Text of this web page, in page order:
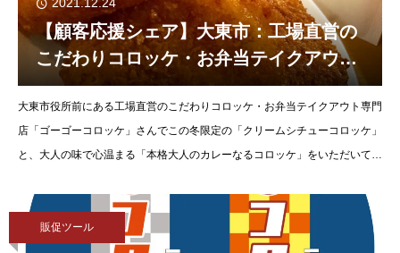
【顧客応援シェア】大東市：工場直営の
こだわりコロッケ・お弁当テイクアウト
専門店「ゴーゴーコロッケ」さんの期間
限定商品をテイクアウトしました。
大東市役所前にある工場直営のこだわりコロッケ・お弁当テイクアウト専門
店「ゴーゴーコロッケ」さんでこの冬限定の「クリームシチューコロッケ」
と、大人の味で心温まる「本格大人のカレーなるコロッケ」をいただいて帰
販促ツール